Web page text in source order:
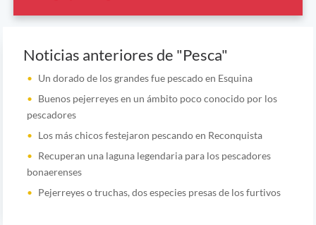
Noticias anteriores de "Pesca"
Un dorado de los grandes fue pescado en Esquina
Buenos pejerreyes en un ámbito poco conocido por los
pescadores
Los más chicos festejaron pescando en Reconquista
Recuperan una laguna legendaria para los pescadores
bonaerenses
Pejerreyes o truchas, dos especies presas de los furtivos